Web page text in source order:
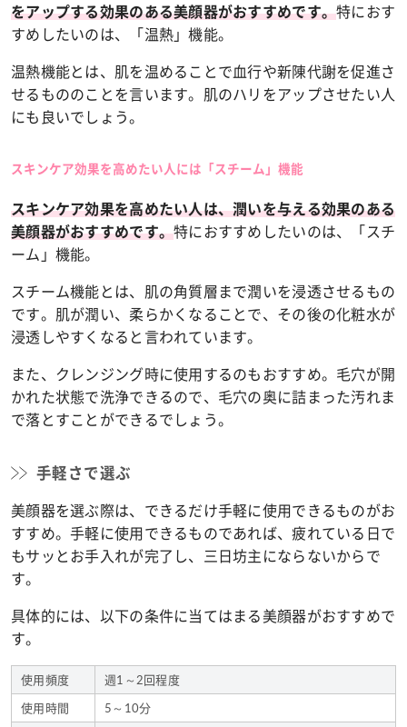
をアップする効果のある美顔器がおすすめです。特におす
すめしたいのは、「温熱」機能。
温熱機能とは、肌を温めることで血行や新陳代謝を促進さ
せるもののことを言います。肌のハリをアップさせたい人
にも良いでしょう。
スキンケア効果を高めたい人には「スチーム」機能
スキンケア効果を高めたい人は、潤いを与える効果のある
美顔器がおすすめです。特におすすめしたいのは、「スチ
ーム」機能。
スチーム機能とは、肌の角質層まで潤いを浸透させるもの
です。肌が潤い、柔らかくなることで、その後の化粧水が
浸透しやすくなると言われています。
また、クレンジング時に使用するのもおすすめ。毛穴が開
かれた状態で洗浄できるので、毛穴の奥に詰まった汚れま
で落とすことができるでしょう。
手軽さで選ぶ
美顔器を選ぶ際は、できるだけ手軽に使用できるものがお
すすめ。手軽に使用できるものであれば、疲れている日で
もサッとお手入れが完了し、三日坊主にならないからで
す。
具体的には、以下の条件に当てはまる美顔器がおすすめで
す。
使用頻度
週1～2回程度
使用時間
5～10分